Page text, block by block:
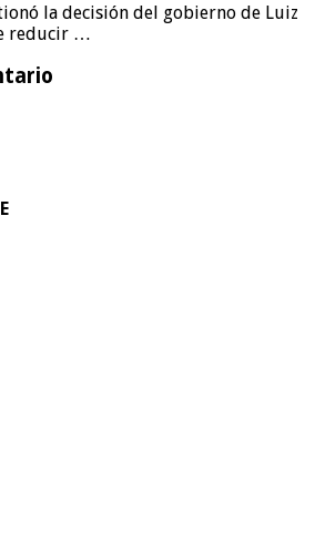
la decisión del gobierno de Luiz
reducir …